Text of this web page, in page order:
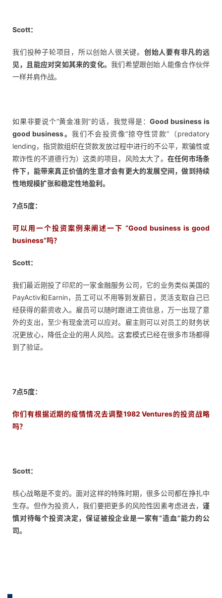
Scott：
我们投种子轮项目，所以创始人很关键。 创始人要有非凡的远
见，且能应对突如其来的变化。我们希望跟创始人能像合作伙伴
一样并肩作战。
如果非要说个“黄金准则”的话，我觉得是：Good business is
good business。我们不会投资像“掠夺性贷款”（predatory
lending，指贷款组织在贷款发放过程中进行的不公平，欺骗性或
欺诈性的不道德行为）这类的项目，风险太大了。 在任何市场条
件下，能带来真正价值的生意才会有更大的发展空间，做到持续
性地规模扩张和稳定性地盈利。
7点5度：
可以用一个投资案例来阐述一下 “Good business is good
business”吗？
Scott：
我们最近刚投了印尼的一家金融服务公司，它的业务类似美国的
PayActiv和Earnin，员工可以不用等到发薪日，灵活支取自己已
经获得的薪资收入。雇员可以随时跟进工资信息，万一出现了意
外的支出，至少有现金流可以应对。雇主则可以对员工的财务状
况更放心，降低企业的用人风险。这套模式已经在很多市场都得
到了验证。
7点5度：
你们有根据近期的疫情情况去调整1982 Ventures的投资战略
吗？
Scott：
核心战略是不变的。面对这样的特殊时期，很多公司都在挣扎中
生存。但作为投资人，我们要把更多的风险性因素考虑进去， 谨
慎对待每个投资决定，保证被投企业是一家有“造血”能力的公
司。